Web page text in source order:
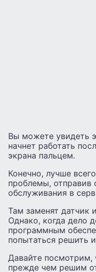
Вы можете увидеть
начнет работать
экрана пальцем.
Конечно, лучше
проблемы, отправив
обслуживания в
Там заменят датчик
Однако, когда дело
программным
попытаться решить
Давайте
прежде чем решим